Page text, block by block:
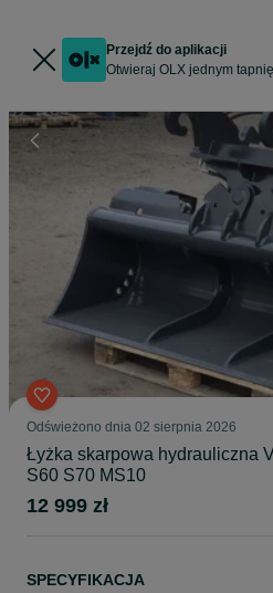
Przejdź do aplikacji
Otwieraj OLX jednym
Odświeżono dnia 02 sierpnia 2026
Łyżka skarpowa hydrauliczna
S60 S70 MS10
12 999 zł
SPECYFIKACJA